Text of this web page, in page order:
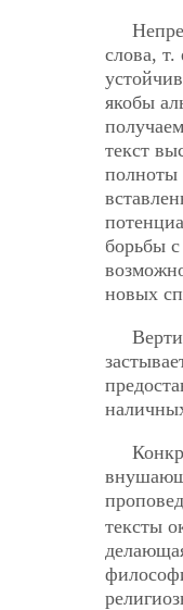
слова, т.
якобы
текст
полноты
борьбы
новых
тексты